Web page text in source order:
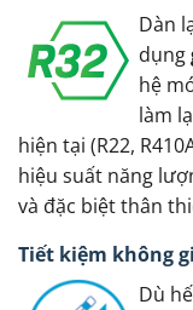
Dàn
dụng
hệ
làm
hiện tại (R22,
hiệu suất năng
và đặc biệt thân
Tiết kiệm không
Dù